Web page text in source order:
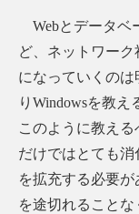
Webとデータベ
ど、ネットワー
になっていくの
りWindowsを教え
このように教え
だけではとても
を拡充する必要
を途切れることな